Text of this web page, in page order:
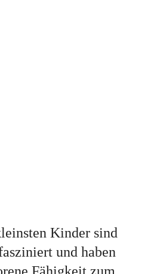
Kinder sind
und haben